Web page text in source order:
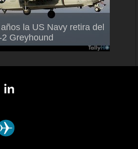
la US Navy retira del
Greyhound